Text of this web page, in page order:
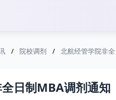
/ 院校调剂 / 北航经管学院非
日制MBA调剂通知